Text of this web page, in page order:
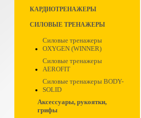
КАРДИОТРЕНАЖЕРЫ
СИЛОВЫЕ ТРЕНАЖЕРЫ
Силовые тренажеры
OXYGEN (WINNER)
Силовые тренажеры
AEROFIT
Силовые тренажеры BODY-
SOLID
Аксессуары, рукоятки,
грифы